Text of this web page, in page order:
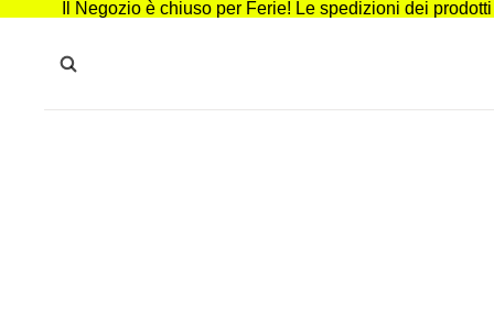
Il Negozio è chiuso per Ferie! Le spedizioni dei